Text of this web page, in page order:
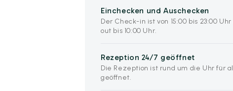
Einchecken und Auschecken
Der Check-in ist von 15:00 bis 23:00
out bis 10:00 Uhr.
Rezeption 24/7 geöffnet
Die Rezeption ist rund um die Uhr für
geöffnet.